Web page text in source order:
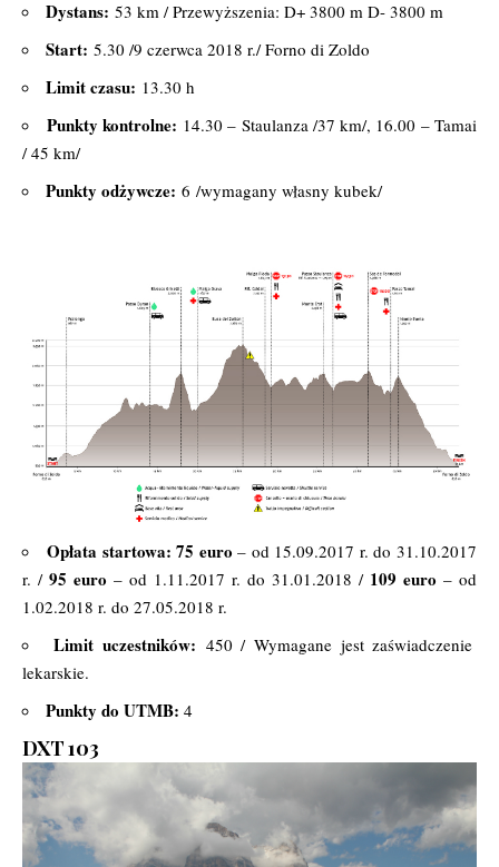
Dystans: 53 km / Przewyższenia: D+ 3800 m D- 3800 m
Start: 5.30 /9 czerwca 2018 r./ Forno di Zoldo
Limit czasu: 13.30 h
Punkty kontrolne: 14.30 – Staulanza /37 km/, 16.00 – Tamai
/ 45 km/
Punkty odżywcze: 6 /wymagany własny kubek/
Opłata startowa: 75 euro – od 15.09.2017 r. do 31.10.2017
r. / 95 euro – od 1.11.2017 r. do 31.01.2018 / 109 euro – od
1.02.2018 r. do 27.05.2018 r.
Limit uczestników: 450 / Wymagane jest zaświadczenie
lekarskie.
Punkty do UTMB: 4
DXT 103